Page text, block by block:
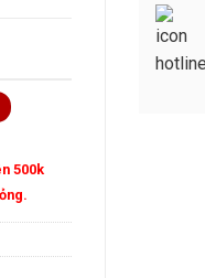
500k